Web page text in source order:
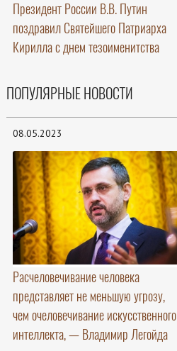
Президент России В.В. Путин
поздравил Святейшего Патриарха
Кирилла с днем тезоименитства
ПОПУЛЯРНЫЕ НОВОСТИ
08.05.2023
Расчеловечивание человека
представляет не меньшую угрозу,
чем очеловечивание искусственного
интеллекта, — Владимир Легойда